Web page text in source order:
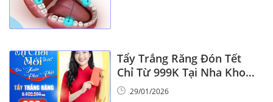
Tẩy Trắng Răng Đón Tết
Chỉ Từ 999K Tại Nha Khoa
Vinalign
29/01/2026